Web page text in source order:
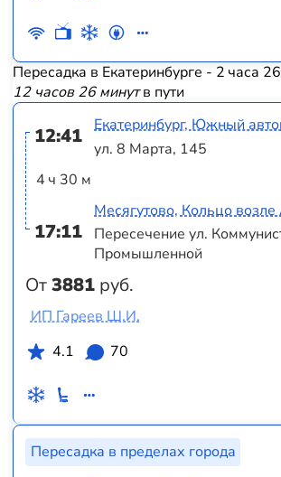
Пересадка в Екатеринбурге - 2 часа
12 часов 26 минутв пути
12:41
4 ч 30 м
17:11
От3881 руб.
Екатеринбург, Южный
ул. 8 Марта, 145
Месягутово, Кольцо
Пересечение ул.
Промышленной
ИП Гареев Ш.И.
4.1
70
Пересадка в пределах города